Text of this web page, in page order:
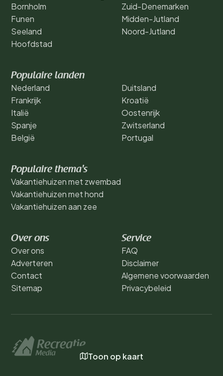
Toon op kaart
Bornholm
Funen
Seeland
Hoofdstad
Zuid-Denemarken
Midden-Jutland
Noord-Jutland
Populaire landen
Nederland
Frankrijk
Italië
Spanje
België
Duitsland
Kroatië
Oostenrijk
Zwitserland
Portugal
Populaire thema's
Vakantiehuizen met zwembad
Vakantiehuizen met hond
Vakantiehuizen aan zee
Over ons
Over ons
Adverteren
Contact
Sitemap
Service
FAQ
Disclaimer
Algemene voorwaarden
Privacybeleid